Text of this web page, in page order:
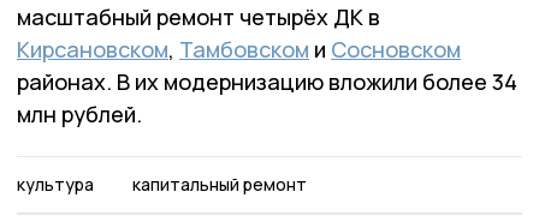
масштабный ремонт четырёх ДК в
Кирсановском, Тамбовском и Сосновском
районах. В их модернизацию вложили более 34
млн рублей.
культура капитальный ремонт